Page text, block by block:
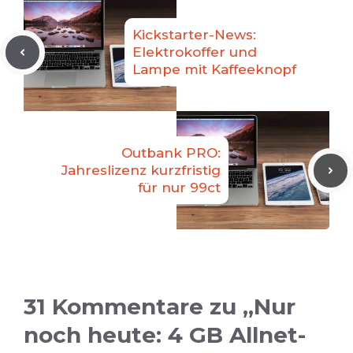
Kickstarter-News:
Elektrokoffer und
Lampe mit Kaffeeknopf
Outbank PRO:
Jahreslizenz kurzfristig
für nur 99ct
31 Kommentare zu „Nur
noch heute: 4 GB Allnet-